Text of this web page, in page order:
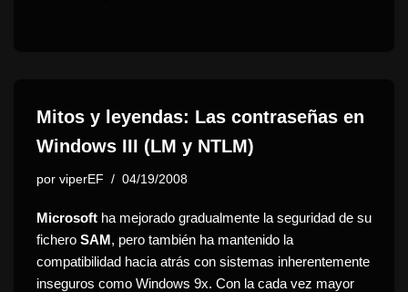
Mitos y leyendas: Las contraseñas en
Windows III (LM y NTLM)
por viperEF 04/19/2008
Microsoft ha mejorado gradualmente la seguridad de su
fichero SAM, pero también ha mantenido la
compatibilidad hacia atrás con sistemas inherentemente
inseguros como Windows 9x. Con la cada vez mayor